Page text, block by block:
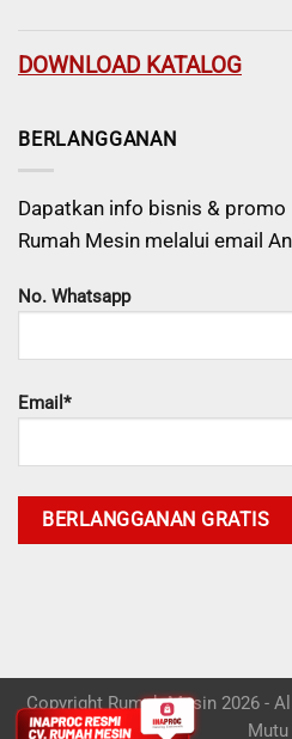
DOWNLOAD KATALOG
BERLANGGANAN
Dapatkan info bisnis & promo
Rumah Mesin melalui email
No. Whatsapp
Email*
Copyright Rumah Mesin 2026 -
Mutu